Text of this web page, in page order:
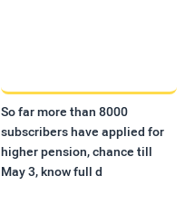
So far more than 8000
subscribers have applied for
higher pension, chance till
May 3, know full d